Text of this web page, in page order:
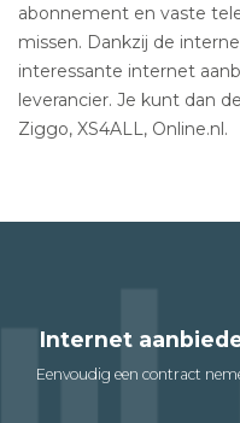
abonnement en vaste
missen. Dankzij de
interessante internet
leverancier. Je kunt dan
Ziggo, XS4ALL, Online.nl.
Internet
Eenvoudig een contract